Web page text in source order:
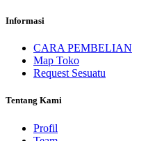
Informasi
CARA PEMBELIAN
Map Toko
Request Sesuatu
Tentang Kami
Profil